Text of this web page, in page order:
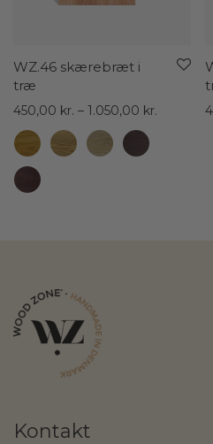
WZ.46 skærebræt i
træ
450,00 kr. – 1.050,00 kr.
Kontakt